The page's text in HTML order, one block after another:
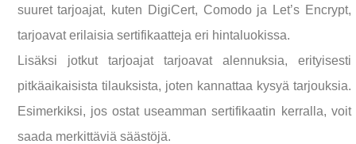
suuret tarjoajat, kuten DigiCert, Comodo ja Let’s Encrypt,
tarjoavat erilaisia sertifikaatteja eri hintaluokissa.
Lisäksi jotkut tarjoajat tarjoavat alennuksia, erityisesti
pitkäaikaisista tilauksista, joten kannattaa kysyä tarjouksia.
Esimerkiksi, jos ostat useamman sertifikaatin kerralla, voit
saada merkittäviä säästöjä.